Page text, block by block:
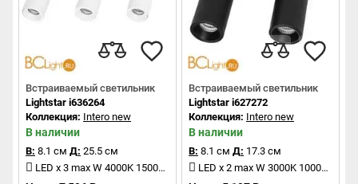
Встраиваемый светильник
Lightstar i636264
Коллекция: Intero new
В наличии
В: 8.1 см Д: 25.5 см
LED x 3 max W 4000K 1500Lm
Встраиваемый светильник
Lightstar i627272
Коллекция: Intero new
В наличии
В: 8.1 см Д: 17.3 см
LED x 2 max W 3000K 1000Lm